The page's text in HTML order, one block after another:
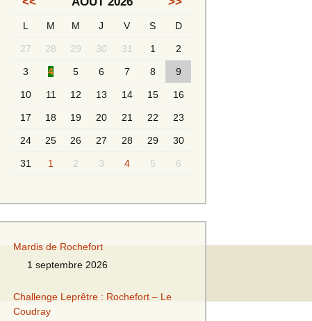
Messieurs 2ème série
L M M J V S D
27 28 29 30 31 1 2
3 4 5 6 7 8 9
10 11 12 13 14 15 16
17 18 19 20 21 22 23
24 25 26 27 28 29 30
31 1 2 3 4 5 6
Mardis de Rochefort
1 septembre 2026
Challenge Leprêtre : Rochefort – Le
Coudray